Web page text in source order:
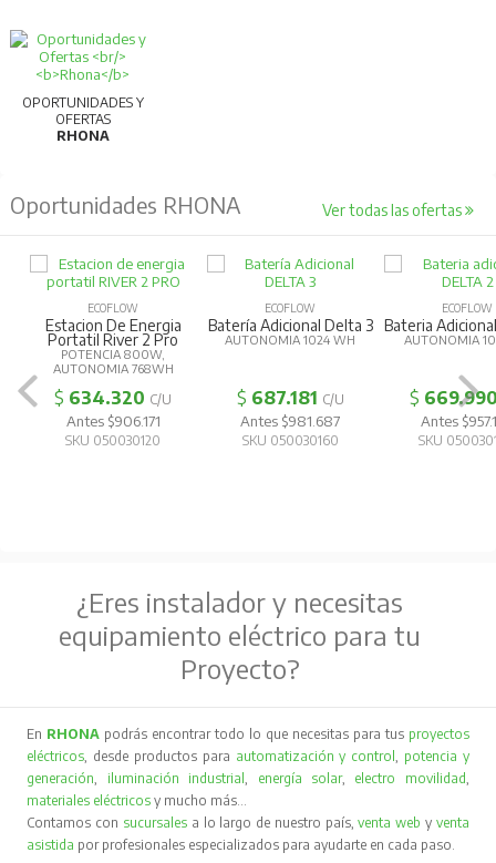
OPORTUNIDADES Y
OFERTAS
RHONA
Oportunidades RHONA Ver todas las ofertas
ECOFLOW
Estacion De Energia
Portatil River 2 Pro
POTENCIA 800W,
AUTONOMIA 768WH
$ 634.320 C/U
Antes $906.171
SKU 050030120
ECOFLOW
Batería Adicional Delta 3
AUTONOMIA 1024 WH
$ 687.181 C/U
Antes $981.687
SKU 050030160
ECOFLOW
Bateria
AUTONOMIA
$
Antes
SKU
¿Eres instalador y necesitas
equipamiento eléctrico para tu
Proyecto?
En RHONA podrás encontrar todo lo que necesitas para tus proyectos
eléctricos, desde productos para automatización y control, potencia y
generación, iluminación industrial, energía solar, electro movilidad,
materiales eléctricos y mucho más…
Contamos con sucursales a lo largo de nuestro país,venta web y venta
asistida por profesionales especializados para ayudarte en cada paso.